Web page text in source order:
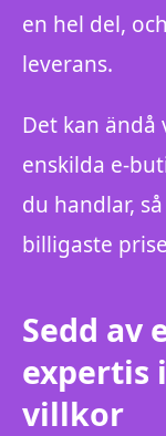
en hel del,
leverans.
Det kan
enskilda e-
du handlar,
billigaste
Sedd av
expertis
villkor